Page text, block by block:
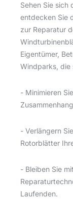
Sehen Sie sich
entdecken Sie
zur Reparatur
Eigentümer,
Windparks, die
- Minimieren
- Verlängern
Rotorblätter
- Bleiben Sie
Laufenden.